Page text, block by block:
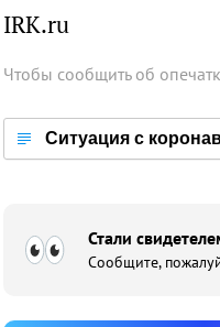
IRK.ru
Чтобы сообщить об
Ситуация с
Стали
Сообщите,